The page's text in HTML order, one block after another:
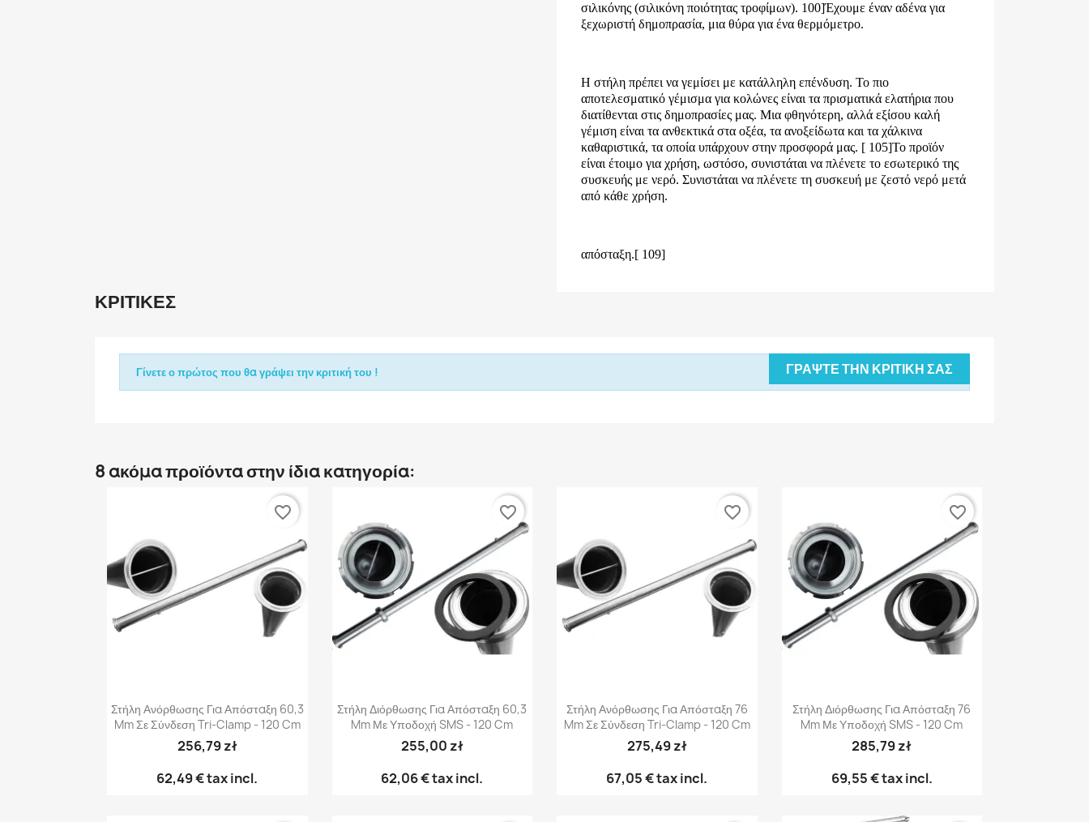
σιλικόνης (σιλικόνη ποιότητας τροφίμων). 100]Έχουμε έναν αδένα για
ξεχωριστή δημοπρασία, μια θύρα για ένα θερμόμετρο.
Η στήλη πρέπει να γεμίσει με κατάλληλη επένδυση. Το πιο
αποτελεσματικό γέμισμα για κολώνες είναι τα πρισματικά ελατήρια που
διατίθενται στις δημοπρασίες μας. Μια φθηνότερη, αλλά εξίσου καλή
γέμιση είναι τα ανθεκτικά στα οξέα, τα ανοξείδωτα και τα χάλκινα
καθαριστικά, τα οποία υπάρχουν στην προσφορά μας. [ 105]Το προϊόν
είναι έτοιμο για χρήση, ωστόσο, συνιστάται να πλένετε το εσωτερικό της
συσκευής με νερό. Συνιστάται να πλένετε τη συσκευή με ζεστό νερό μετά
από κάθε χρήση.
απόσταξη.[ 109]
ΚΡΙΤΙΚΈΣ
ΓΡΆΨΤΕ ΤΗΝ ΚΡΙΤΙΚΉ ΣΑΣ
Γίνετε ο πρώτος που θα γράψει την κριτική του !
8 ακόμα προϊόντα στην ίδια κατηγορία:
Γρήγορη προβολή
Στήλη Ανόρθωσης Για Απόσταξη 60,3
Mm Σε Σύνδεση Tri-Clamp - 120 Cm
256,79 zł
62,49 €tax incl.
favorite_border
Γρήγορη προβολή
Στήλη Διόρθωσης Για Απόσταξη 60,3
Mm Με Υποδοχή SMS - 120 Cm
255,00 zł
62,06 €tax incl.
favorite_border
Γρήγορη προβολή
Στήλη Ανόρθωσης Για Απόσταξη 76
Mm Σε Σύνδεση Tri-Clamp - 120 Cm
275,49 zł
67,05 €tax incl.
favorite_border
Γρήγορη προβολή
Στήλη Διόρθωσης Για Απόσταξη 76
Mm Με Υποδοχή SMS - 120 Cm
285,79 zł
69,55 €tax incl.
favorite_border